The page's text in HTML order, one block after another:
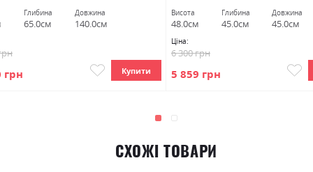
Глибина
65.0см
Довжина
140.0см
грн Купити
Висота
48.0см
Глибина
45.0см
Довжина
45.0см
Ціна:
5 859 грн
6 300 грн
СХОЖІ ТОВАРИ